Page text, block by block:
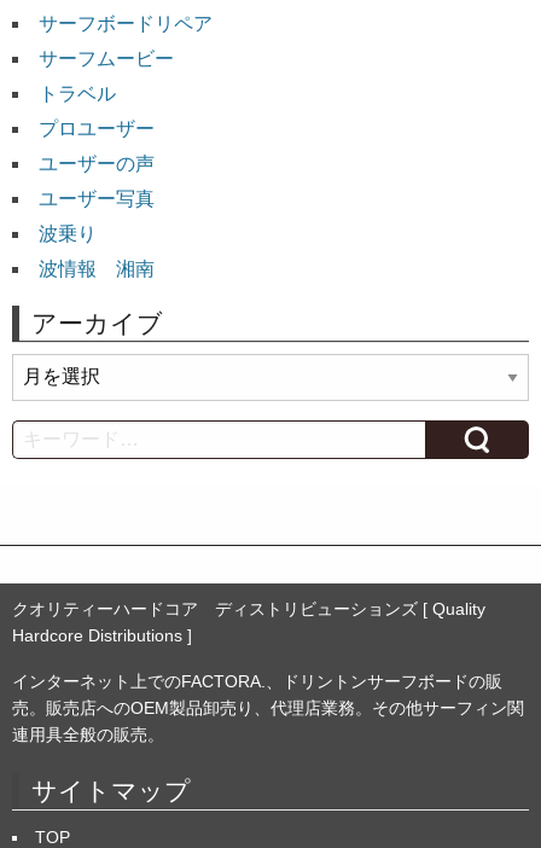
サーフボードリペア
サーフムービー
トラベル
プロユーザー
ユーザーの声
ユーザー写真
波乗り
波情報 湘南
アーカイブ
ー
カ
イ
Search
クオリティーハードコア ディストリビューションズ [ Quality
Hardcore Distributions ]
インターネット上でのFACTORA.、ドリントンサーフボードの販
売。販売店へのOEM製品卸売り、代理店業務。その他サーフィン関
連用具全般の販売。
サイトマップ
TOP